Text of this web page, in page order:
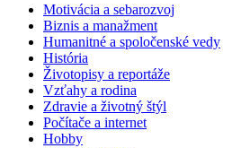
Motivácia a sebarozvoj
Biznis a manažment
Humanitné a spoločenské vedy
História
Životopisy a reportáže
Vzťahy a rodina
Zdravie a životný štýl
Počítače a internet
Hobby